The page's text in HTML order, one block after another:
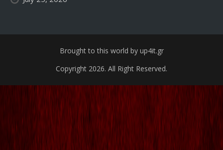
Brought to this world by up4it.gr
Copyright 2026. All Right Reserved.